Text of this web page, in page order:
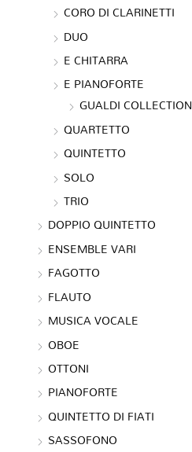
CORO DI CLARINETTI
DUO
E CHITARRA
E PIANOFORTE
GUALDI COLLECTION
QUARTETTO
QUINTETTO
SOLO
TRIO
DOPPIO QUINTETTO
ENSEMBLE VARI
FAGOTTO
FLAUTO
MUSICA VOCALE
OBOE
OTTONI
PIANOFORTE
QUINTETTO DI FIATI
SASSOFONO